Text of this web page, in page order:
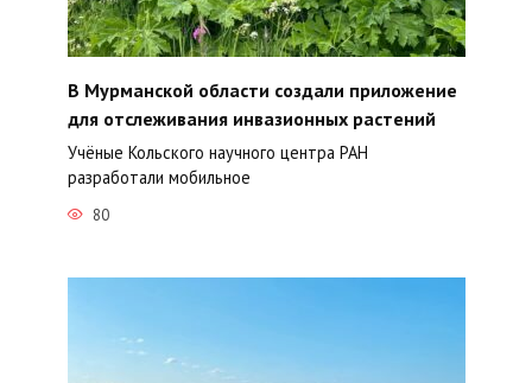
В Мурманской области создали приложение
для отслеживания инвазионных растений
Учёные Кольского научного центра РАН
разработали мобильное
80